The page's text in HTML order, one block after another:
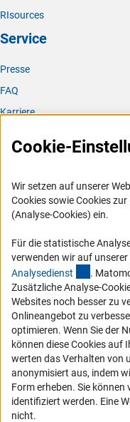
RIsources
Service
Presse
FAQ
Karriere
RSS-Feeds
Vergabeverfahren
Barrierefreiheit
Service und Informationen
Erklärung zur Barrierefreiheit
Barriere melden
DFG-aktuell
Erhalten Sie Neuigkeiten
schauen Sie sich die
Zum Newsletter
Cookie-
Wir setzen auf unserer
Cookies sowie Cookies
(Analyse-Cookies) ein.
Für die statistische
verwenden wir auf unserer
Analysedienst
.
Zusätzliche Analyse-
Websites noch besser zu
Onlineangebot zu
optimieren. Wenn Sie der
können diese Cookies auf
werten das Verhalten von
anonymisiert aus, indem
Form erheben. Sie
identifiziert werden. Eine
nicht.